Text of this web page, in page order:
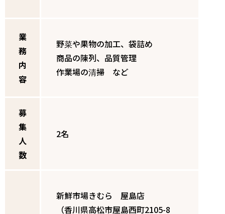
業
務
内
容
野菜や果物の加工、袋詰め
商品の陳列、品質管理
作業場の清掃 など
募
集
人
数
2名
新鮮市場きむら 屋島店
（香川県高松市屋島西町2105-8